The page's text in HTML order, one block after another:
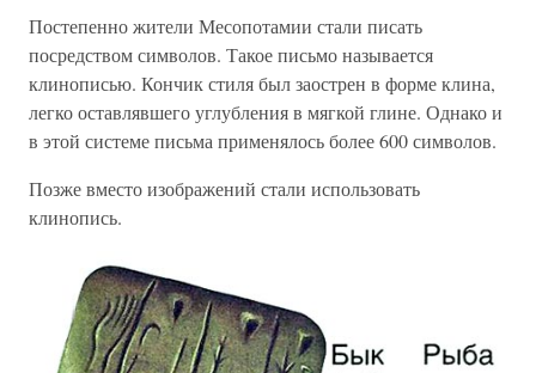
Постепенно жители Месопотамии стали писать
посредством символов. Такое письмо называется
клинописью. Кончик стиля был заострен в форме клина,
легко оставлявшего углубления в мягкой глине. Однако и
в этой системе письма применялось более 600 символов.
Позже вместо изображений стали использовать
клинопись.